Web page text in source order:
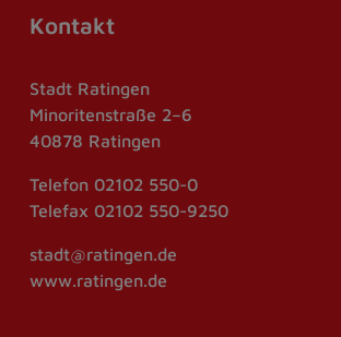
Kontakt
Stadt Ratingen
Minoritenstraße 2–6
40878 Ratingen
Telefon 02102 550-0
Telefax 02102 550-9250
stadt@ratingen.de
www.ratingen.de